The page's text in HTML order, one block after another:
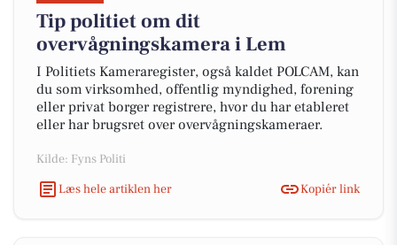
Tip politiet om dit
overvågningskamera i Lem
I Politiets Kameraregister, også kaldet POLCAM, kan
du som virksomhed, offentlig myndighed, forening
eller privat borger registrere, hvor du har etableret
eller har brugsret over overvågningskameraer.
Kilde: Fyns Politi
Læs hele artiklen her
Kopiér link